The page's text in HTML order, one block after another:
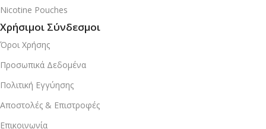
Nicotine Pouches
Χρήσιμοι Σύνδεσμοι
Όροι Χρήσης
Προσωπικά Δεδομένα
Πολιτική Εγγύησης
Αποστολές & Επιστροφές
Επικοινωνία